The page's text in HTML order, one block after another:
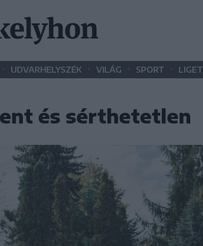
• UDVARHELYSZÉK • VILÁG • SPORT • LIGET
és sérthetetlen